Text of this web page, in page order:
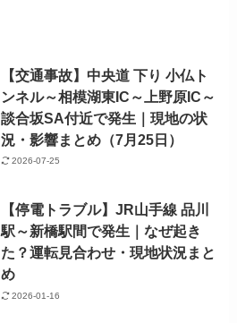
【交通事故】中央道 下り 小仏ト
ンネル～相模湖東IC～上野原IC～
談合坂SA付近で発生｜現地の状
況・影響まとめ（7月25日）
2026-07-25
【停電トラブル】JR山手線 品川
駅～新橋駅間で発生｜なぜ起き
た？運転見合わせ・現地状況まと
め
2026-01-16